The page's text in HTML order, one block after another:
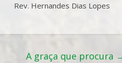
Rev. Hernandes Dias Lopes
A graça que procura